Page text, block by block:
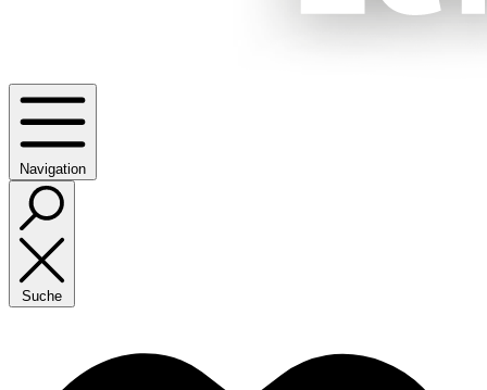
Navigation
Suche